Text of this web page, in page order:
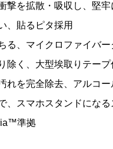
撃を拡散・吸収し、堅牢
、貼るピタ採用
る、マイクロファイバ
除く、大型埃取りテープ
れを完全除去、アルコ
、スマホスタンドにな
準拠